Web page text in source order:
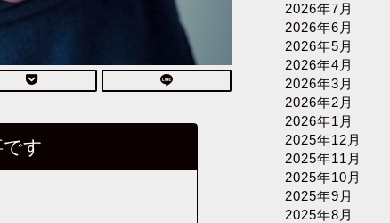
す
2026年7月
2026年6月
2026年5月
2026年4月
2026年3月
2026年2月
2026年1月
2025年12月
2025年11月
2025年10月
2025年9月
2025年8月